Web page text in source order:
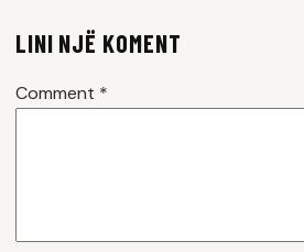
LINI NJË KOMENT
Comment *